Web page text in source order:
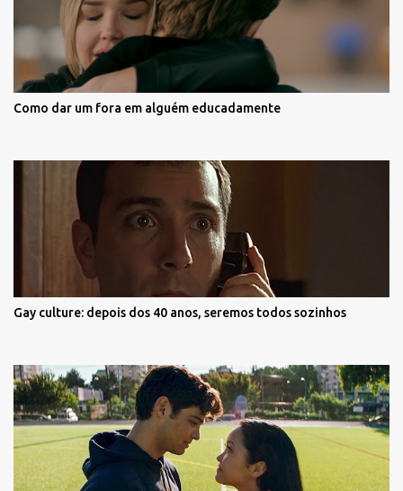
Como dar um fora em alguém educadamente
Gay culture: depois dos 40 anos, seremos todos sozinhos